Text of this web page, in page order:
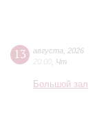
13 августа
2026
20:00 Чт
Большой зал